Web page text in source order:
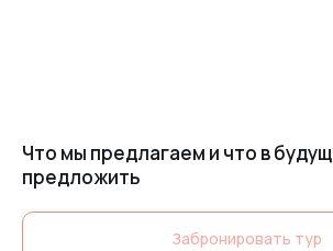
Что мы предлагаем и что в
предложить
Забронировать тур